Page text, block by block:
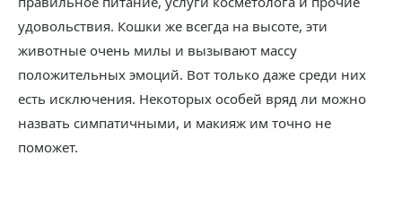
удовольствия. Кошки же всегда на высоте, эти
животные очень милы и вызывают массу
положительных эмоций. Вот только даже среди них
есть исключения. Некоторых особей вряд ли можно
назвать симпатичными, и макияж им точно не
поможет.